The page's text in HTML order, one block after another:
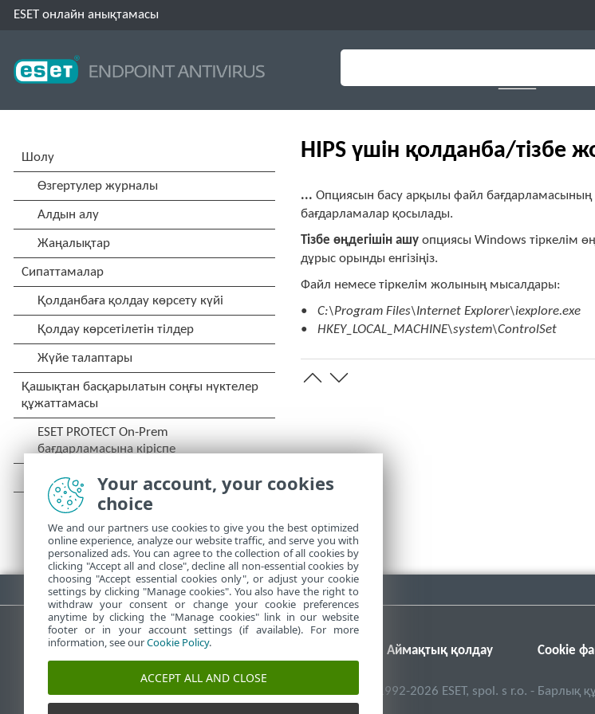
ESET онлайн анықтамасы
HIPS үшін қолданба/тізбе
... Опциясын басу арқылы файл
бағдарламалар қосылады.
Тізбе өңдегішін ашу опциясы Windows тіркелім
дұрыс орынды енгізіңіз.
Файл немесе тіркелім жолының мысалдары:
C:\Program Files\Internet Explorer\iexplore.exe
HKEY_LOCAL_MACHINE\system\ControlSet
PDF жүктеп алу
ESET білім қоры Аймақтық қолдау Cookie
1992-2026 ESET, spol. s r.o. - Барлық
Your account, your cookies
choice
We and our partners use cookies to give you the best optimized
online experience, analyze our website traffic, and serve you with
personalized ads. You can agree to the collection of all cookies by
clicking "Accept all and close", decline all non-essential cookies by
choosing "Accept essential cookies only", or adjust your cookie
settings by clicking "Manage cookies". You also have the right to
withdraw your consent or change your cookie preferences
anytime by clicking the "Manage cookies" link in our website
footer or in your account settings (if available). For more
information, see ourCookie Policy.
ACCEPT ALL AND CLOSE